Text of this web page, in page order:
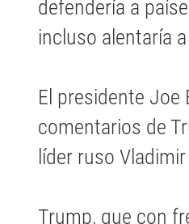
defendería a
incluso alentaría
El presidente Joe
comentarios de
líder ruso
Trump, que con